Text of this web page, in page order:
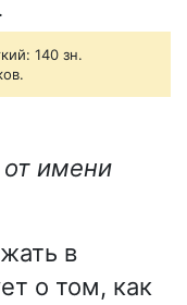
140 зн.
от имени
в
о том, как